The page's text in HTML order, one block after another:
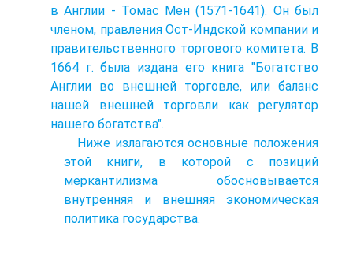
в Англии - Томас Мен (1571-1641). Он был
членом, правления Ост-Индской компании и
правительственного торгового комитета. В
1664 г. была издана его книга "Богатство
Англии во внешней торговле, или баланс
нашей внешней торговли как регулятор
нашего богатства".
Ниже излагаются основные положения
этой книги, в которой с позиций
меркантилизма обосновывается
внутренняя и внешняя экономическая
политика государства.